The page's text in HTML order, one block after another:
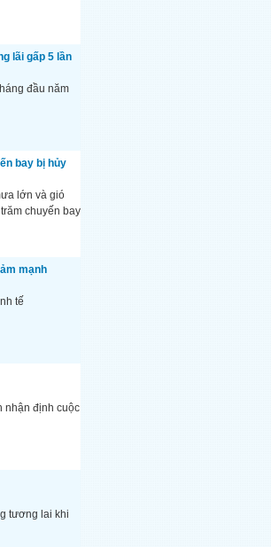
lãi gấp 5 lần
đầu năm
bay bị hủy
lớn và gió
chuyến bay
mạnh
tế
nhận định cuộc
tương lai khi